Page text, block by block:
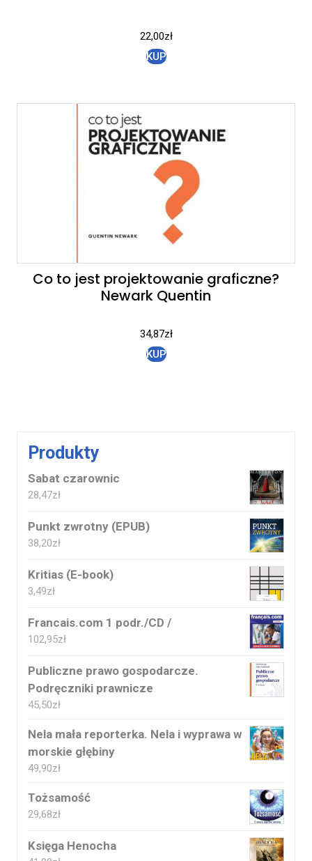
22,00zł
KUP
Co to jest projektowanie graficzne?
Newark Quentin
34,87zł
KUP
Produkty
Sabat czarownic
28,47zł
Punkt zwrotny (EPUB)
38,20zł
Kritias (E-book)
3,49zł
Francais.com 1 podr./CD /
102,95zł
Publiczne prawo gospodarcze.
Podręczniki prawnicze
45,50zł
Nela mała reporterka. Nela i wyprawa w
morskie głębiny
49,90zł
Tożsamość
29,68zł
Księga Henocha